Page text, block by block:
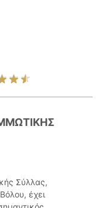
Σύλλας,
έχει